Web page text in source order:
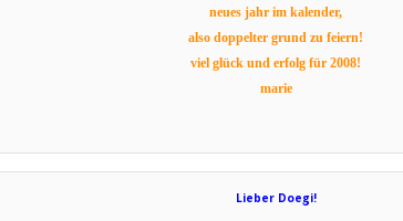
neues jahr im kalender,
also doppelter grund zu feiern!
viel glück und erfolg für 2008!
marie
Lieber Doegi!